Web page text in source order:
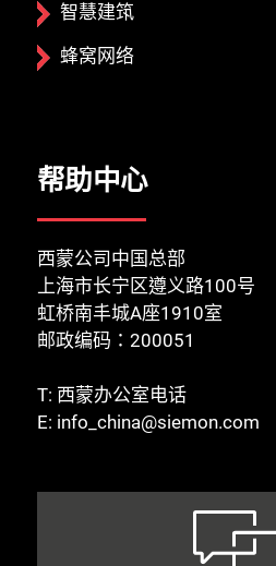
智慧建筑
蜂窝网络
帮助中心
西蒙公司中国总部
上海市长宁区遵义路100号
虹桥南丰城A座1910室
邮政编码：200051
T: 西蒙办公室电话
E: info_china@siemon.com